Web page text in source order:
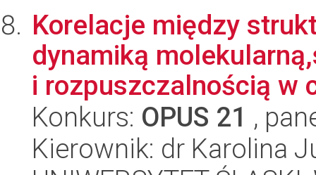
Korelacje między
dynamiką
i rozpuszczalnością w
Konkurs: OPUS 21 ,
Kierownik: dr Karolina